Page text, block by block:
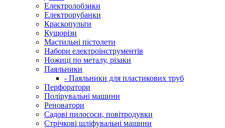
Електролобзики
Електрорубанки
Краскопульти
Кущорізи
Мастильні пістолети
Набори електроінструментів
Ножиці по металу, різаки
Паяльники
- Паяльники для пластикових труб
Перфоратори
Полірувальні машини
Реноватори
Садові пилососи, повітродувки
Стрічкові шліфувальні машини